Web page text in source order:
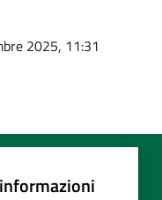
2025, 11:31